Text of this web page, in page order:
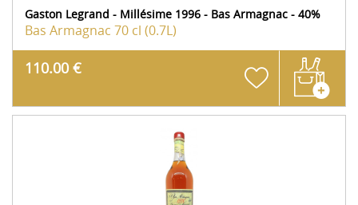
Gaston Legrand - Millésime 1996 - Bas Armagnac - 40%
Bas Armagnac 70 cl (0.7L)
110.00 €